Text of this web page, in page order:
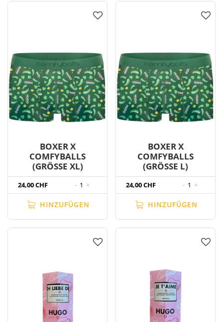
BOXER X
COMFYBALLS
(GRÖSSE XL)
24,00 CHF - 1 +
HINZUFÜGEN
BOXER X
COMFYBALLS
(GRÖSSE L)
24,00 CHF - 1 +
HINZUFÜGEN